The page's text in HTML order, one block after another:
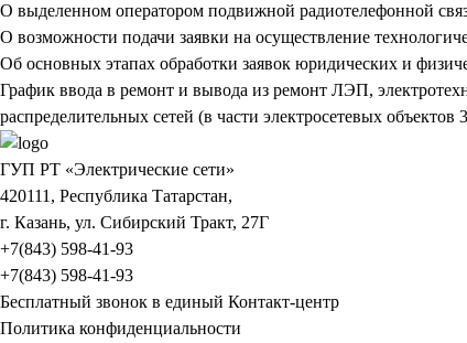
О выделенном оператором подвижной радиотелефонной
О возможности подачи заявки на осуществление
Об основных этапах обработки заявок юридических и
График ввода в ремонт и вывода из ремонт ЛЭП,
распределительных сетей (в части электросетевых
ГУП РТ «Электрические сети»
420111, Республика Татарстан,
г. Казань, ул. Сибирский Тракт, 27Г
+7(843) 598-41-93
+7(843) 598-41-93
Бесплатный звонок в единый Контакт-центр
Политика конфиденциальности